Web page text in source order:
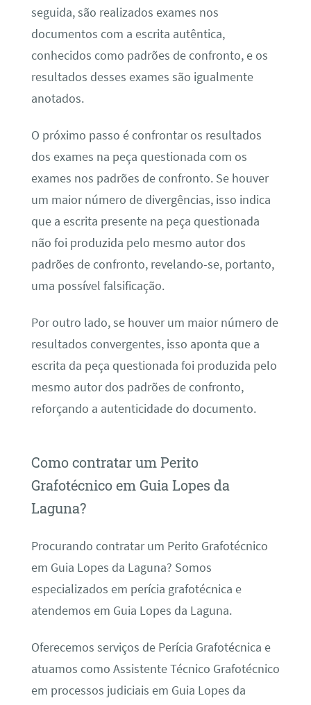
seguida, são realizados exames nos
documentos com a escrita autêntica,
conhecidos como padrões de confronto, e os
resultados desses exames são igualmente
anotados.
O próximo passo é confrontar os resultados
dos exames na peça questionada com os
exames nos padrões de confronto. Se houver
um maior número de divergências, isso indica
que a escrita presente na peça questionada
não foi produzida pelo mesmo autor dos
padrões de confronto, revelando-se, portanto,
uma possível falsificação.
Por outro lado, se houver um maior número de
resultados convergentes, isso aponta que a
escrita da peça questionada foi produzida pelo
mesmo autor dos padrões de confronto,
reforçando a autenticidade do documento.
Como contratar um Perito
Grafotécnico em Guia Lopes da
Laguna?
Procurando contratar um Perito Grafotécnico
em Guia Lopes da Laguna? Somos
especializados em perícia grafotécnica e
atendemos em Guia Lopes da Laguna.
Oferecemos serviços de Perícia Grafotécnica e
atuamos como Assistente Técnico Grafotécnico
em processos judiciais em Guia Lopes da